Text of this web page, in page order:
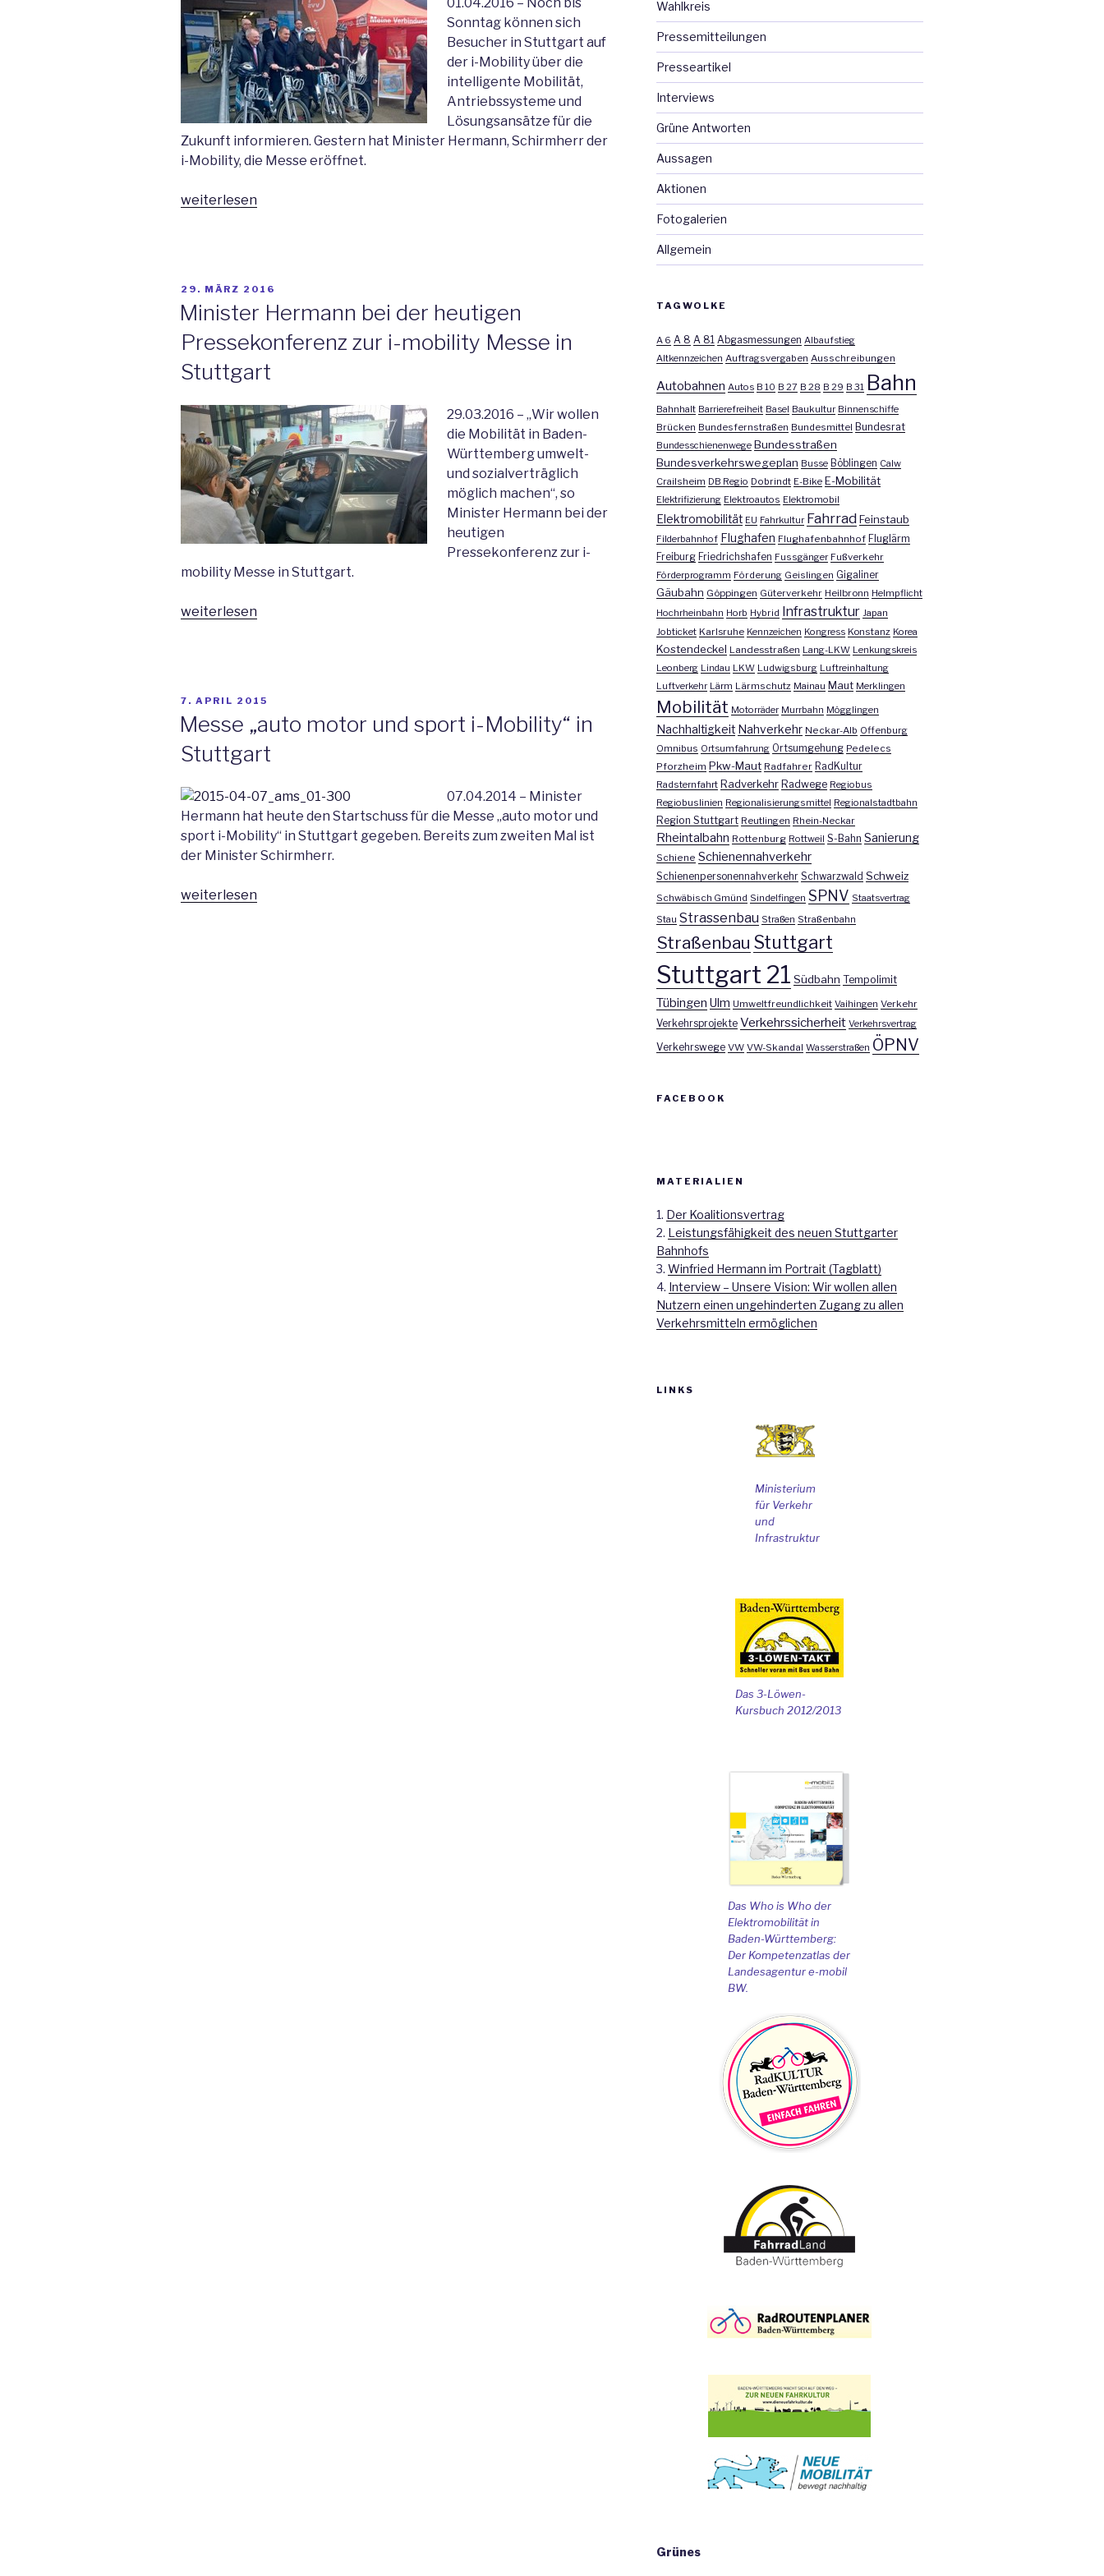
Sonntag können sich
Besucher in Stuttgart auf
der i-Mobility über die
intelligente Mobilität,
Antriebssysteme und
Lösungsansätze für die
Zukunft informieren. Gestern hat Minister Hermann, Schirmherr der
i-Mobility, die Messe eröffnet.
„Winfried
weiterlesen
VERÖFFENTLICHT
29. MÄRZ 2016
Minister Hermann bei der heutigen
Pressekonferenz zur i-mobility Messe in
Stuttgart
29.03.2016 – „Wir wollen
die Mobilität in Baden-
Württemberg umwelt-
und sozialverträglich
möglich machen“, so
Minister Hermann bei der
heutigen
Pressekonferenz zur i-
mobility Messe in Stuttgart.
„Minister
zur
i-
Messe
in
Stuttgart“
weiterlesen
VERÖFFENTLICHT
AM
7. APRIL 2015
Messe „auto motor und sport i-Mobility“ in
Stuttgart
07.04.2014 – Minister
Hermann hat heute den Startschuss für die Messe „auto motor und
sport i-Mobility“ in Stuttgart gegeben. Bereits zum zweiten Mal ist
der Minister Schirmherr.
„Messe
weiterlesen
Wahlkreis
Pressemitteilungen
Presseartikel
Interviews
Grüne Antworten
Aussagen
Aktionen
Fotogalerien
Allgemein
TAGWOLKE
A 6 A 8 A 81 Abgasmessungen Albaufstieg
Altkennzeichen Auftragsvergaben Ausschreibungen
Autobahnen Autos B 10 B 27 B 28 B 29 B 31 Bahn
Bahnhalt Barrierefreiheit Basel Baukultur Binnenschiffe
Brücken Bundesfernstraßen Bundesmittel Bundesrat
Bundesschienenwege Bundesstraßen
Bundesverkehrswegeplan Busse Böblingen Calw
Crailsheim DB Regio Dobrindt E-Bike E-Mobilität
Elektrifizierung Elektroautos Elektromobil
Elektromobilität EU Fahrkultur Fahrrad Feinstaub
Filderbahnhof Flughafen Flughafenbahnhof Fluglärm
Freiburg Friedrichshafen Fussgänger Fußverkehr
Förderprogramm Förderung Geislingen Gigaliner
Gäubahn Göppingen Güterverkehr Heilbronn Helmpflicht
Hochrheinbahn Horb Hybrid Infrastruktur Japan
Jobticket Karlsruhe Kennzeichen Kongress Konstanz Korea
Kostendeckel Landesstraßen Lang-LKW Lenkungskreis
Leonberg Lindau LKW Ludwigsburg Luftreinhaltung
Luftverkehr Lärm Lärmschutz Mainau Maut Merklingen
Mobilität Motorräder Murrbahn Mögglingen
Nachhaltigkeit Nahverkehr Neckar-Alb Offenburg
Omnibus Ortsumfahrung Ortsumgehung Pedelecs
Pforzheim Pkw-Maut Radfahrer RadKultur
Radsternfahrt Radverkehr Radwege Regiobus
Regiobuslinien Regionalisierungsmittel Regionalstadtbahn
Region Stuttgart Reutlingen Rhein-Neckar
Rheintalbahn Rottenburg Rottweil S-Bahn Sanierung
Schiene Schienennahverkehr
Schienenpersonennahverkehr Schwarzwald Schweiz
Schwäbisch Gmünd Sindelfingen SPNV Staatsvertrag
Stau Strassenbau Straßen Straßenbahn
Straßenbau Stuttgart
Stuttgart 21 Südbahn Tempolimit
Tübingen Ulm Umweltfreundlichkeit Vaihingen Verkehr
Verkehrsprojekte Verkehrssicherheit Verkehrsvertrag
Verkehrswege VW VW-Skandal Wasserstraßen ÖPNV
FACEBOOK
MATERIALIEN
1. Der Koalitionsvertrag
2. Leistungsfähigkeit des neuen Stuttgarter
Bahnhofs
3. Winfried Hermann im Portrait (Tagblatt)
4. Interview – Unsere Vision: Wir wollen allen
Nutzern einen ungehinderten Zugang zu allen
Verkehrsmitteln ermöglichen
LINKS
Ministerium
für Verkehr
und
Infrastruktur
Das 3-Löwen-
Kursbuch 2012/2013
Das Who is Who der
Elektromobilität in
Baden-Württemberg:
Der Kompetenzatlas der
Landesagentur e-mobil
BW.
Grünes